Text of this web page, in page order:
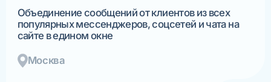
Объединение сообщений от клиентов из всех
популярных мессенджеров, соцсетей и чата на
сайте в едином окне
Москва